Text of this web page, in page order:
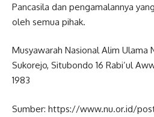
Pancasila dan pengamalannya
oleh semua pihak.
Musyawarah Nasional Alim Ulama
Sukorejo, Situbondo 16 Rabi’ul
1983
Sumber: https://www.nu.or.id/